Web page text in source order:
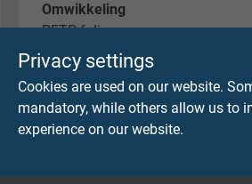
Privacy settings
Cookies are used on our website.
mandatory, while others allow us to
experience on our website.
Omwikkeling
PETP-folie
Afscherming
Vlechtwerk van vertind koper